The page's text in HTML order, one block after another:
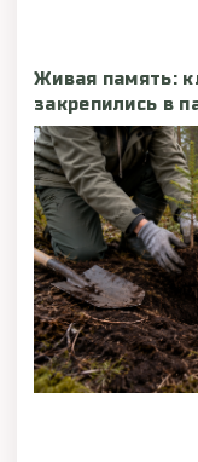
Живая память:
закрепились в